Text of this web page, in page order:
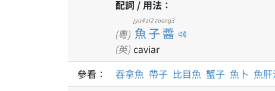
配詞 / 用法：
(粵) 魚子醬
jyu4 zi2 zoeng3
(英) caviar
參看：
吞拿魚 帶子 比目魚 蟹子 魚卜 魚肝